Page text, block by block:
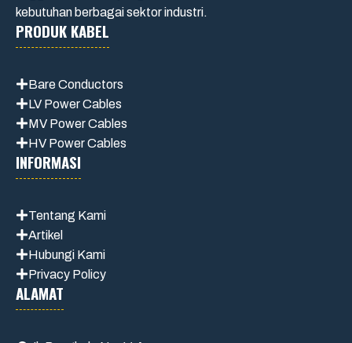
kebutuhan berbagai sektor industri.
PRODUK KABEL
Bare Conductors
LV Power Cables
MV Power Cables
HV Power Cables
INFORMASI
Tentang Kami
Artikel
Hubungi Kami
Privacy Policy
ALAMAT